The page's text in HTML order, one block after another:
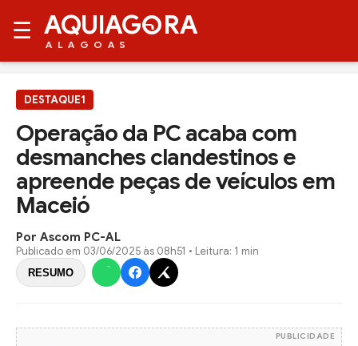
☰ AQUIAG RA
ALAGOAS
DESTAQUE1
Operação da PC acaba com
desmanches clandestinos e
apreende peças de veículos em
Maceió
Por Ascom PC-AL
Publicado em 03/06/2025 às 08h51 • Leitura: 1 min
RESUMO
PUBLICIDADE